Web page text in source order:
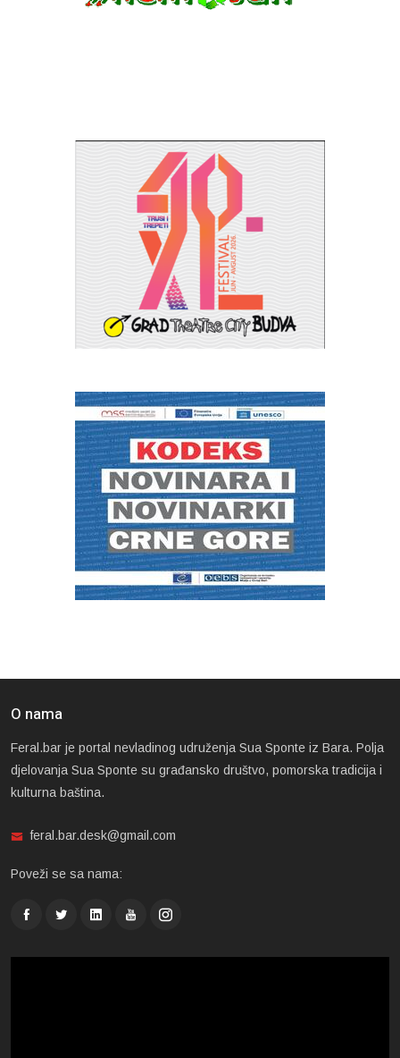
O nama
Feral.bar je portal nevladinog udruženja Sua Sponte iz Bara. Polja
djelovanja Sua Sponte su građansko društvo, pomorska tradicija i
kulturna baština.
feral.bar.desk@gmail.com
Poveži se sa nama: